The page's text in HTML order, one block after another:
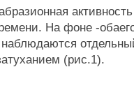
На фоне -
наблюдаются
(рис.1).